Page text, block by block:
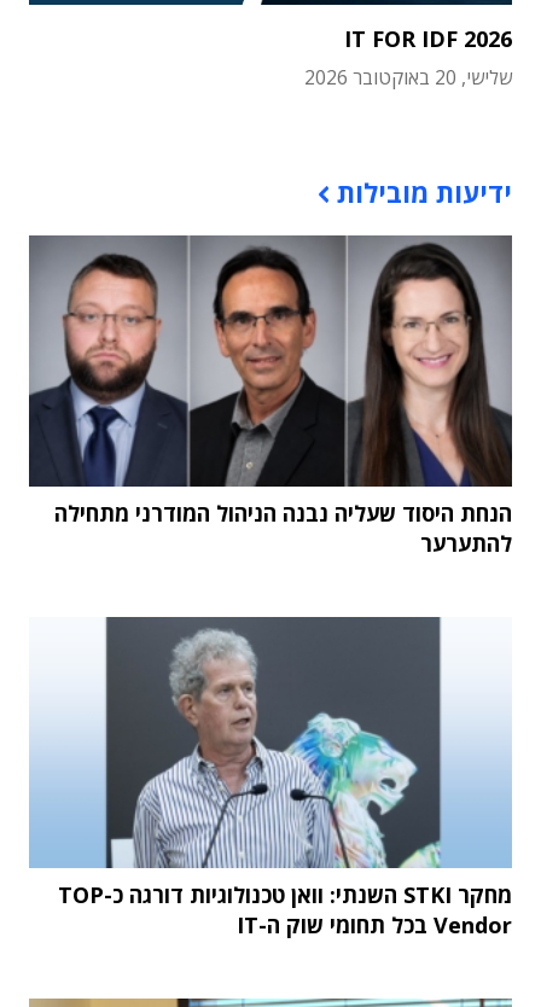
IT FOR IDF 2026
שלישי, 20 באוקטובר 2026
ידיעות מובילות
הנחת היסוד שעליה נבנה הניהול המודרני מתחילה
להתערער
מחקר STKI השנתי: וואן טכנולוגיות דורגה כ-TOP
Vendor בכל תחומי שוק ה-IT